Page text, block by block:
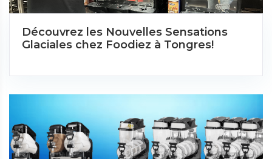
Découvrez les Nouvelles Sensations
Glaciales chez Foodiez à Tongres!